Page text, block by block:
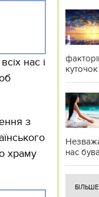
нас і
з
храму
нас
БІЛЬШЕ